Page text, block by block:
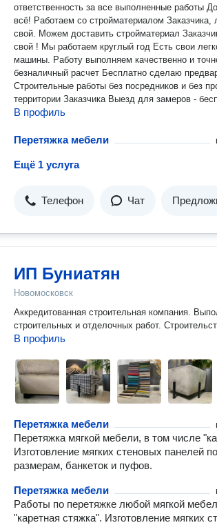
ответственность за все выполненные работы
всё! Работаем со стройматериалом Заказчика,
свой. Можем доставить стройматериал
свой ! Мы работаем круглый год Есть свои
машины. Работу выполняем качественно и
безналичный расчет Бесплатно сделаю
Строительные работы без посредников и без
территории Заказчика Выезд для замеров -
В профиль
Перетяжка мебели
Ещё 1 услуга
Телефон Чат
ИП Буниатян
Новомосковск
Аккредитованная строительная компания.
строительных и отделочных работ.
В профиль
Перетяжка мебели
Перетяжка мягкой мебели, в том числе
Изготовление мягких стеновых панелей
размерам, банкеток и пуфов.
Перетяжка мебели
Работы по перетяжке любой мягкой
"каретная стяжка". Изготовление мягких